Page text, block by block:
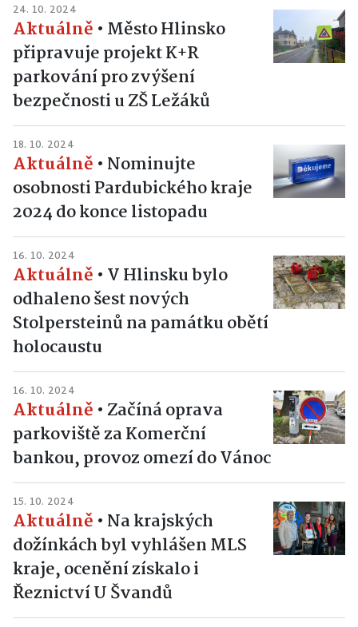
24. 10. 2024
Aktuálně • Město Hlinsko
připravuje projekt K+R
parkování pro zvýšení
bezpečnosti u ZŠ Ležáků
18. 10. 2024
Aktuálně • Nominujte
osobnosti Pardubického kraje
2024 do konce listopadu
16. 10. 2024
Aktuálně • V Hlinsku bylo
odhaleno šest nových
Stolpersteinů na památku obětí
holocaustu
16. 10. 2024
Aktuálně • Začíná oprava
parkoviště za Komerční
bankou, provoz omezí do Vánoc
15. 10. 2024
Aktuálně • Na krajských
dožínkách byl vyhlášen MLS
kraje, ocenění získalo i
Řeznictví U Švandů